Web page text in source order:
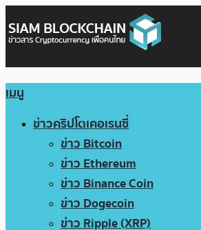
เมนู
ข่าวคริปโตเคอเรนซี่
ข่าว Bitcoin
ข่าว Ethereum
ข่าว Binance Coin
ข่าว Dogecoin
ข่าว Ripple (XRP)